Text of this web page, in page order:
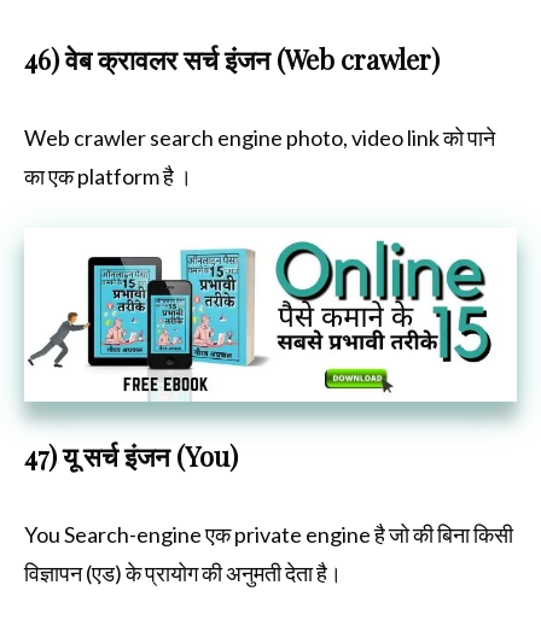
46) वेब क्रावलर सर्च इंजन (Web crawler)
Web crawler search engine photo, video link को पाने
का एक platform है ।
47) यू सर्च इंजन (You)
You Search-engine एक private engine है जो की बिना किसी
विज्ञापन (एड) के प्रायोग की अनुमती देता है।